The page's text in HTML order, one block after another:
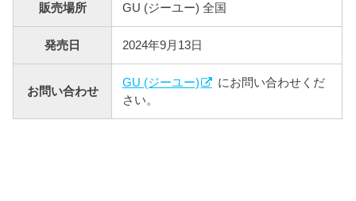
販売場所 GU (ジーユー) 全国
発売日 2024年9月13日
お問い合わせ
GU (ジーユー)
にお問い合わせくだ
さい。